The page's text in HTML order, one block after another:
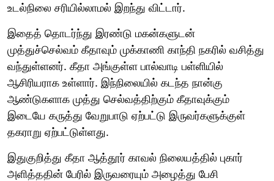
உடல்நிலை சரியில்லாமல் இறந்து விட்டார்.
இதைத் தொடர்ந்து இரண்டு மகன்களுடன்
முத்துச்செல்வம் கீதாவும் முக்காணி காந்தி நகரில் வசித்து
வந்துள்ளனர். கீதா அங்குள்ள பால்வாடி பள்ளியில்
ஆசிரியராக உள்ளார். இந்நிலையில் கடந்த நான்கு
ஆண்டுகளாக முத்து செல்வத்திற்கும் கீதாவுக்கும்
இடையே கருத்து வேறுபாடு ஏற்பட்டு இருவர்களுக்குள்
தகராறு ஏற்பட்டுள்ளது.
இதுகுறித்து கீதா ஆத்தூர் காவல் நிலையத்தில் புகார்
அளித்ததின் பேரில் இருவரையும் அழைத்து பேசி